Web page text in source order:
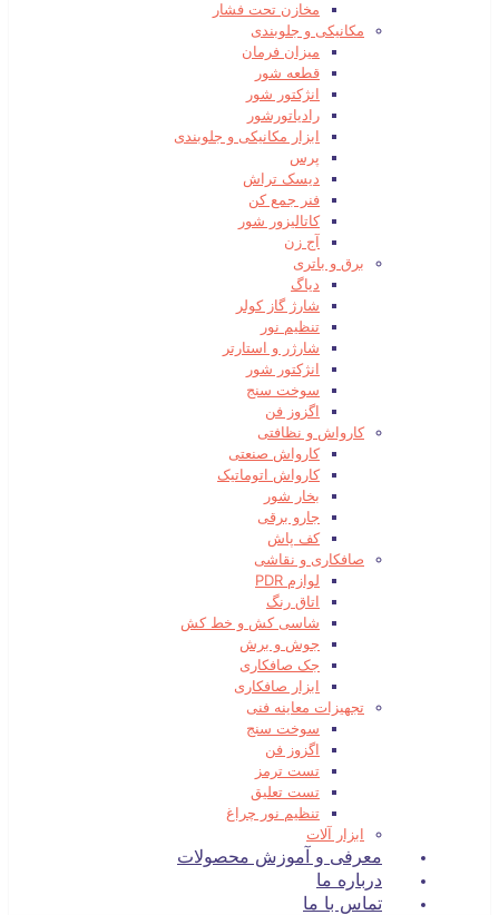
مخازن تحت فشار
مکانیکی و جلوبندی
میزان فرمان
قطعه شور
انژکتور شور
رادیاتورشور
ابزار مکانیکی و جلوبندی
پرس
دیسک تراش
فنر جمع کن
کاتالیزور شور
آج زن
برق و باتری
دیاگ
شارژ گاز کولر
تنظیم نور
شارژر و استارتر
انژکتور شور
سوخت سنج
اگزوز فن
کارواش و نظافتی
کارواش صنعتی
کارواش اتوماتیک
بخار شور
جارو برقی
کف پاش
صافکاری و نقاشی
لوازم PDR
اتاق رنگ
شاسی کش و خط کش
جوش و برش
جک صافکاری
ابزار صافکاری
تجهیزات معاینه فنی
سوخت سنج
اگزوز فن
تست ترمز
تست تعلیق
تنظیم نور چراغ
ابزار آلات
معرفی و آموزش محصولات
درباره ما
تماس با ما